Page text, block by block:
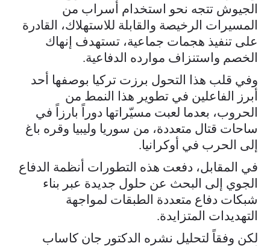
الجيوش تتجه نحو استخدام أسراب من
المسيرات الرخيصة والقابلة للاستهلاك، القادرة
على تنفيذ هجمات جماعية، تستهدف إنهاك
الخصم واستنزاف موارده الدفاعية.
وفي قلب هذا التحول برزت تركيا بوصفها أحد
أبرز الفاعلين في تطوير هذا النمط من
الحروب، بعدما لعبت مسيّراتها دوراً بارزاً في
ساحات قتال متعددة، من سوريا وليبيا وقره باغ
إلى الحرب في أوكرانيا.
في المقابل، دفعت هذه التطورات أنظمة الدفاع
الجوي إلى البحث عن حلول جديدة عبر بناء
شبكات دفاع متعددة الطبقات لمواجهة
التهديدات المتزايدة.
لكن وفقاً لتحليل نشره الدكتور جان كاساب